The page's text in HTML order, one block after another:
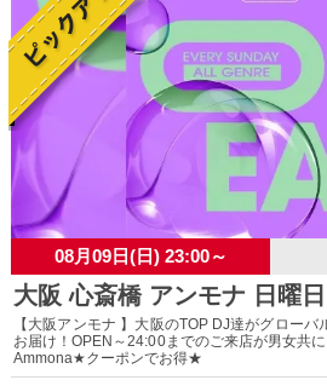
08月09日(日) 23:00～
大阪 心斎橋 アンモナ 日曜日
【大阪アンモナ 】大阪のTOP DJ達がグローバ
お届け！OPEN～24:00までのご来店が男女共
Ammona★クーポンでお得★